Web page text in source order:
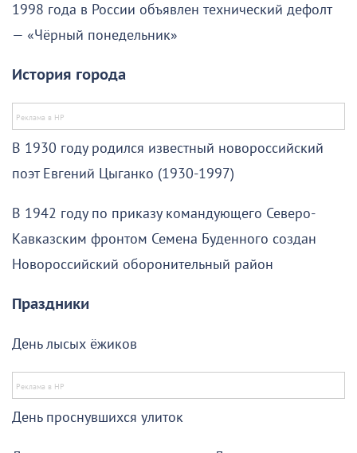
1998 года в России объявлен технический дефолт
— «Чёрный понедельник»
История города
В 1930 году родился известный новороссийский
поэт Евгений Цыганко (1930-1997)
В 1942 году по приказу командующего Северо-
Кавказским фронтом Семена Буденного создан
Новороссийский оборонительный район
Праздники
День лысых ёжиков
День проснувшихся улиток